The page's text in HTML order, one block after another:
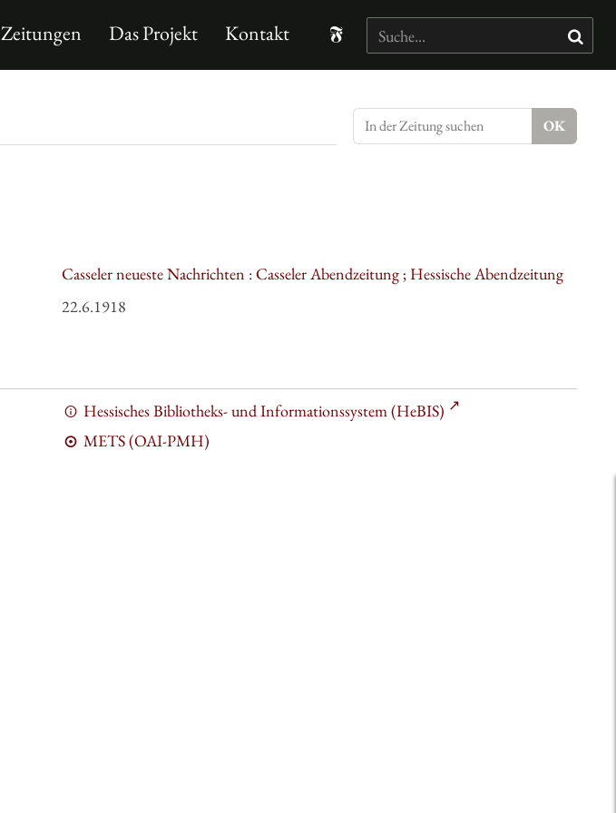
Zeitungen Das Projekt Kontakt
Casseler neueste Nachrichten : Casseler Abendzeitung ; Hessische Abendzeitung
22.6.1918
Hessisches Bibliotheks- und Informationssystem (HeBIS)
METS (OAI-PMH)